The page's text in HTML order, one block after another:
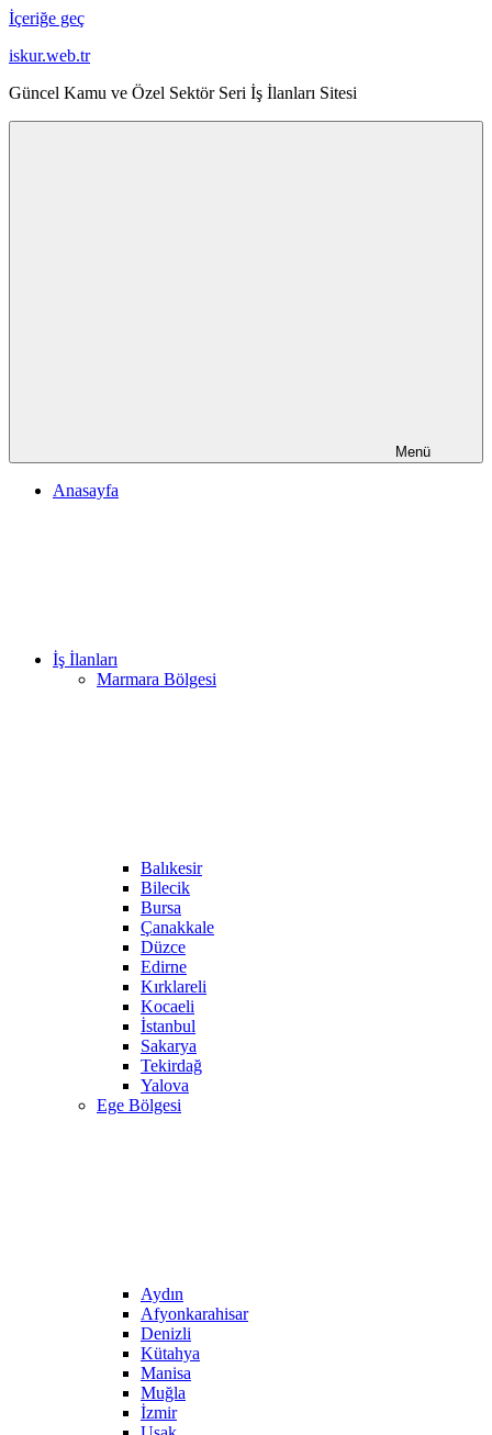
İçeriğe geç
iskur.web.tr
Güncel Kamu ve Özel Sektör Seri İş İlanları Sitesi
Menü
Anasayfa
İş İlanları
Marmara Bölgesi
Balıkesir
Bilecik
Bursa
Çanakkale
Düzce
Edirne
Kırklareli
Kocaeli
İstanbul
Sakarya
Tekirdağ
Yalova
Ege Bölgesi
Aydın
Afyonkarahisar
Denizli
Kütahya
Manisa
Muğla
İzmir